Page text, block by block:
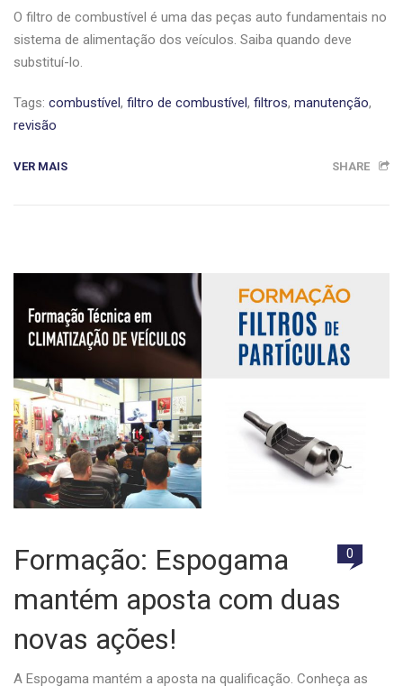
O filtro de combustível é uma das peças auto fundamentais no
sistema de alimentação dos veículos. Saiba quando deve
substituí-lo.
Tags: combustível, filtro de combustível, filtros, manutenção,
revisão
VER MAIS SHARE
Formação: Espogama
mantém aposta com duas
novas ações!
0
A Espogama mantém a aposta na qualificação. Conheça as